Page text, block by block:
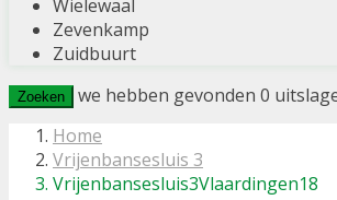
Wielewaal
Zevenkamp
Zuidbuurt
Zoeken we hebben gevonden 0
Home
Vrijenbansesluis 3
Vrijenbansesluis3Vlaardingen18